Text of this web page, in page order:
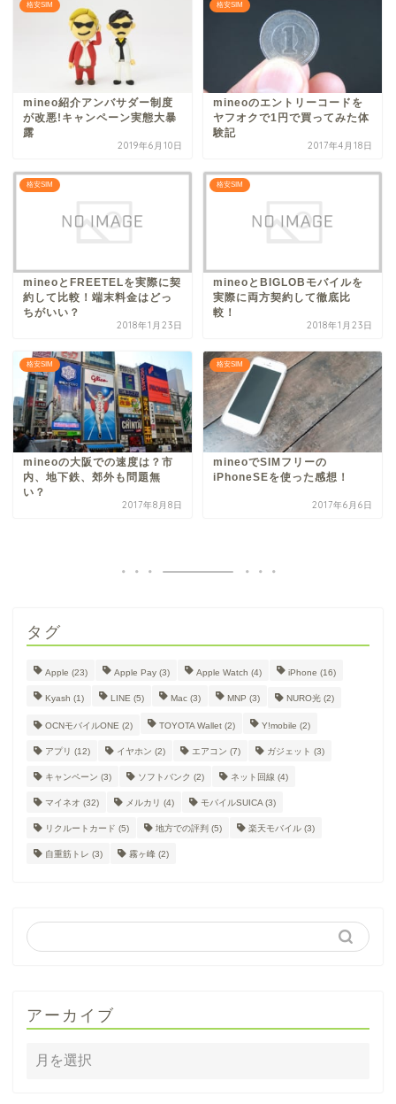
格安SIM
mineo紹介アンバサダー制度
が改悪!キャンペーン実態大暴
露
2019年6月10日
格安SIM
mineoのエントリーコードを
ヤフオクで1円で買ってみた体
験記
2017年4月18日
格安SIM
mineoとFREETELを実際に契
約して比較！端末料金はどっ
ちがいい？
2018年1月23日
格安SIM
mineoとBIGLOBモバイルを
実際に両方契約して徹底比
較！
2018年1月23日
格安SIM
mineoの大阪での速度は？市
内、地下鉄、郊外も問題無
い？
2017年8月8日
格安SIM
mineoでSIMフリーの
iPhoneSEを使った感想！
2017年6月6日
タグ
Apple (23) Apple Pay (3) Apple Watch (4) iPhone (16)
Kyash (1) LINE (5) Mac (3) MNP (3) NURO光 (2)
OCNモバイルONE (2) TOYOTA Wallet (2) Y!mobile (2)
アプリ (12) イヤホン (2) エアコン (7) ガジェット (3)
キャンペーン (3) ソフトバンク (2) ネット回線 (4)
マイネオ (32) メルカリ (4) モバイルSUICA (3)
リクルートカード (5) 地方での評判 (5) 楽天モバイル (3)
自重筋トレ (3) 霧ヶ峰 (2)
アーカイブ